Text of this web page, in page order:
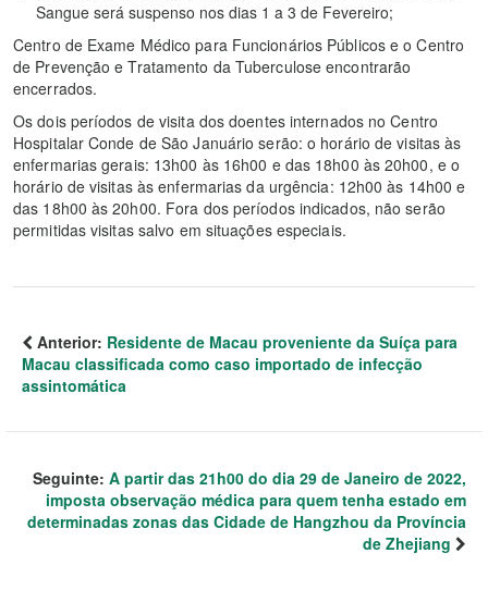
Sangue será suspenso nos dias 1 a 3 de Fevereiro;
Centro de Exame Médico para Funcionários Públicos e o Centro
de Prevenção e Tratamento da Tuberculose encontrarão
encerrados.
Os dois períodos de visita dos doentes internados no Centro
Hospitalar Conde de São Januário serão: o horário de visitas às
enfermarias gerais: 13h00 às 16h00 e das 18h00 às 20h00, e o
horário de visitas às enfermarias da urgência: 12h00 às 14h00 e
das 18h00 às 20h00. Fora dos períodos indicados, não serão
permitidas visitas salvo em situações especiais.
Anterior: Residente de Macau proveniente da Suíça para
Macau classificada como caso importado de infecção
assintomática
Seguinte: A partir das 21h00 do dia 29 de Janeiro de 2022,
imposta observação médica para quem tenha estado em
determinadas zonas das Cidade de Hangzhou da Província
de Zhejiang